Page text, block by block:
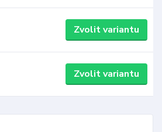
Zvolit variantu
Zvolit variantu